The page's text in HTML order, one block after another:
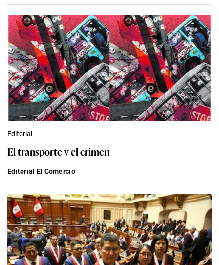
Editorial
El transporte y el crimen
Editorial El Comercio